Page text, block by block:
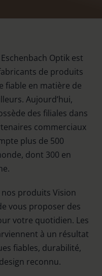
Optik est
de produits
fiable en matière de
Aujourd’hui,
des filiales dans
commerciaux
plus de 500
dont 300 en
produits Vision
vous proposer des
votre quotidien. Les
à un résultat
fiables, durabilité,
reconnu.